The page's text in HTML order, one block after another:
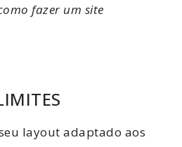
fazer um site
layout adaptado aos